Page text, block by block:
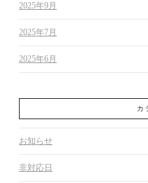
2025年9月
2025年7月
2025年6月
カ
お知らせ
非対応日